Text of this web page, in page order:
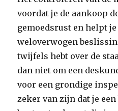
voordat je de aankoop
gemoedsrust en helpt je
weloverwogen
twijfels hebt over de
dan niet om een
voor een grondige
zeker van zijn dat je